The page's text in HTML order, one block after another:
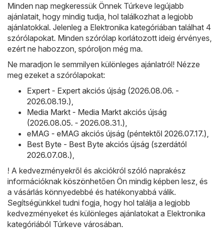
Minden nap megkeressük Önnek Túrkeve legújabb
ajánlatait, hogy mindig tudja, hol találkozhat a legjobb
ajánlatokkal. Jelenleg a Elektronika kategóriában találhat 4
szórólapokat. Minden szórólap korlátozott ideig érvényes,
ezért ne habozzon, spóroljon még ma.
Ne maradjon le semmilyen különleges ajánlatról! Nézze
meg ezeket a szórólapokat:
Expert - Expert akciós újság (2026.08.06. -
2026.08.19.)
Media Markt - Media Markt akciós újság
(2026.08.05. - 2026.08.31.)
eMAG - eMAG akciós újság (péntektől 2026.07.17.)
Best Byte - Best Byte akciós újság (szerdától
2026.07.08.)
! A kedvezményekről és akciókról szóló naprakész
információknak köszönhetően Ön mindig képben lesz, és
a vásárlás könnyedebbé és hatékonyabbá válik.
Segítségünkkel tudni fogja, hogy hol találja a legjobb
kedvezményeket és különleges ajánlatokat a Elektronika
kategóriából Túrkeve városában.